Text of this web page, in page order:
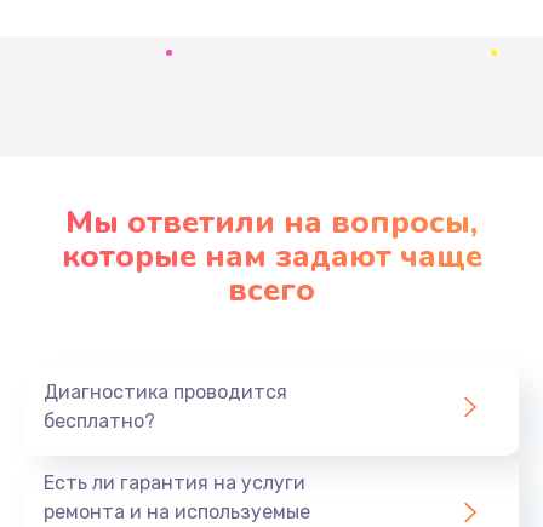
Мы ответили на вопросы,
которые нам задают чаще
всего
Диагностика проводится
бесплатно?
Есть ли гарантия на услуги
ремонта и на используемые